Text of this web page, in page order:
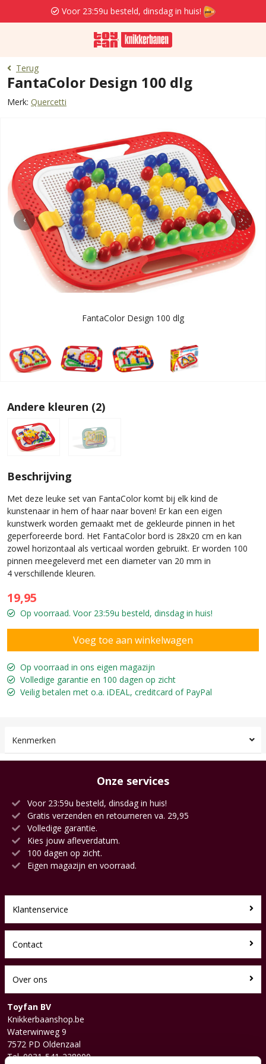
Voor 23:59u besteld, dinsdag in huis!
Terug
FantaColor Design 100 dlg
Merk: Quercetti
‹ ›
FantaColor Design 100 dlg
Andere kleuren (2)
Beschrijving
Met deze leuke set van FantaColor komt bij elk kind de
kunstenaar in hem of haar naar boven! Er kan een eigen
kunstwerk worden gemaakt met de gekleurde pinnen in het
geperforeerde bord. Het FantaColor bord is 28x20 cm en kan
zowel horizontaal als verticaal worden gebruikt. Er worden 100
pinnen meegeleverd met een diameter van 20 mm in
4 verschillende kleuren.
19,95
Op voorraad. Voor 23:59u besteld, dinsdag in huis!
Op voorraad in ons eigen magazijn
Volledige garantie en 100 dagen op zicht
Veilig betalen met o.a. iDEAL, creditcard of PayPal
Kenmerken
Onze services
Voor 23:59u besteld, dinsdag in huis!
Gratis verzenden en retourneren va. 29,95
Volledige garantie.
Kies jouw afleverdatum.
100 dagen op zicht.
Eigen magazijn en voorraad.
Klantenservice
Contact
Over ons
Toyfan BV
Knikkerbaanshop.be
Waterwinweg 9
7572 PD Oldenzaal
Tel. 0031-541-228000